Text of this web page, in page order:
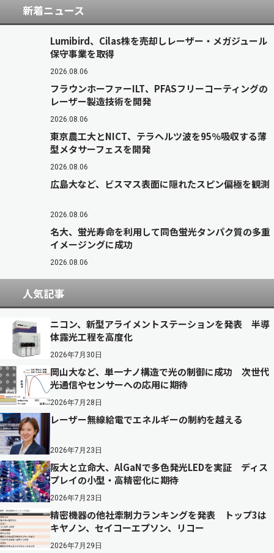
新着ニュース
Lumibird、Cilas株を売却しレーザー・メガジュール
保守事業を取得
2026.08.06
フラウンホーファーILT、PFASフリーコーティングの
レーザー製造技術を開発
2026.08.06
東京農工大とNICT、テラヘルツ波を95％吸収する薄
型メタサーフェスを開発
2026.08.06
広島大など、ビスマス表面に隠れたスピン偏極を観測
2026.08.06
名大、蛍光寿命を利用して同色蛍光タンパク質の多重
イメージングに成功
2026.08.06
人気記事
ニコン、新型アライメントステーションを発表 半導
体露光工程を高度化
2026年7月30日
岡山大など、単一ナノ構造で光の制御に成功 次世代
光通信やセンサーへの応用に期待
2026年7月28日
レーザー無線給電でエネルギーの制約を越える
2026年7月23日
阪大と立命大、AlGaNで多色発光LEDを実証 ディス
プレイの小型・高精密化に期待
2026年7月23日
精密機器の他社牽制力ランキングを発表 トップ3は
キヤノン、セイコーエプソン、リコー
2026年7月29日